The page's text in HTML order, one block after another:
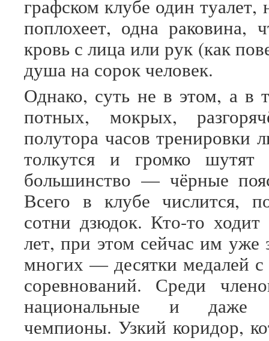
графском клубе один туалет,
поплохеет, одна раковина,
кровь с лица или рук (как
душа на сорок человек.
Однако, суть не в этом, а в
потных, мокрых,
полутора часов тренировки
толкутся и громко шутят
большинство — чёрные
Всего в клубе числится,
сотни дзюдок. Кто-то
лет, при этом сейчас им уже
многих — десятки медалей
соревнований. Среди
национальные и даже
чемпионы. Узкий коридор,